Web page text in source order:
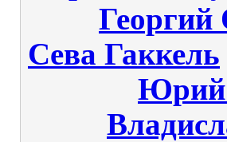
Георгий
Сева Гаккель
Юрий